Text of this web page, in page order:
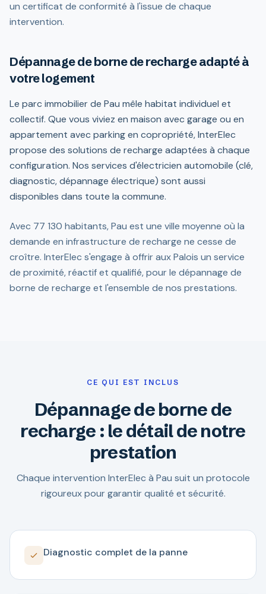
un certificat de conformité à l'issue de chaque
intervention.
Dépannage de borne de recharge adapté à
votre logement
Le parc immobilier de Pau mêle habitat individuel et
collectif. Que vous viviez en maison avec garage ou en
appartement avec parking en copropriété, InterElec
propose des solutions de recharge adaptées à chaque
configuration. Nos services d'électricien automobile (clé,
diagnostic, dépannage électrique) sont aussi
disponibles dans toute la commune.
Avec 77 130 habitants, Pau est une ville moyenne où la
demande en infrastructure de recharge ne cesse de
croître. InterElec s'engage à offrir aux Palois un service
de proximité, réactif et qualifié, pour le dépannage de
borne de recharge et l'ensemble de nos prestations.
CE QUI EST INCLUS
Dépannage de borne de
recharge : le détail de notre
prestation
Chaque intervention InterElec à Pau suit un protocole
rigoureux pour garantir qualité et sécurité.
Diagnostic complet de la panne